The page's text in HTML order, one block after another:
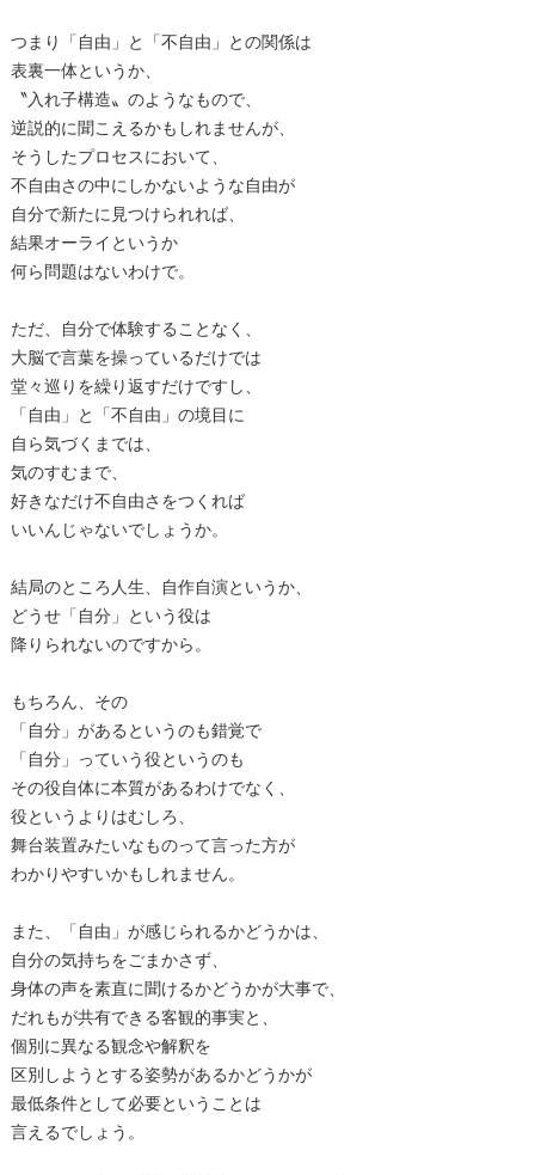
つまり「自由」と「不自由」との関係は
表裏一体というか、
〝入れ子構造〟のようなもので、
逆説的に聞こえるかもしれませんが、
そうしたプロセスにおいて、
不自由さの中にしかないような自由が
自分で新たに見つけられれば、
結果オーライというか
何ら問題はないわけで。
ただ、自分で体験することなく、
大脳で言葉を操っているだけでは
堂々巡りを繰り返すだけですし、
「自由」と「不自由」の境目に
自ら気づくまでは、
気のすむまで、
好きなだけ不自由さをつくれば
いいんじゃないでしょうか。
結局のところ人生、自作自演というか、
どうせ「自分」という役は
降りられないのですから。
もちろん、その
「自分」があるというのも錯覚で
「自分」っていう役というのも
その役自体に本質があるわけでなく、
役というよりはむしろ、
舞台装置みたいなものって言った方が
わかりやすいかもしれません。
また、「自由」が感じられるかどうかは、
自分の気持ちをごまかさず、
身体の声を素直に聞けるかどうかが大事で、
だれもが共有できる客観的事実と、
個別に異なる観念や解釈を
区別しようとする姿勢があるかどうかが
最低条件として必要ということは
言えるでしょう。